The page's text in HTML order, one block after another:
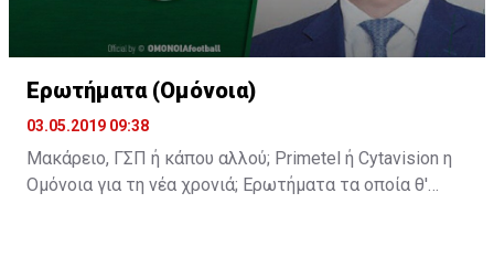
Ερωτήματα (Ομόνοια)
03.05.2019 09:38
Μακάρειο, ΓΣΠ ή κάπου αλλού; Primetel ή Cytavision η
Ομόνοια για τη νέα χρονιά; Ερωτήματα τα οποία θ'